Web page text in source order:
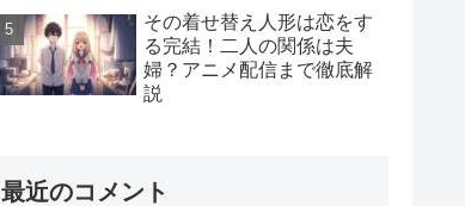
その着せ替え人形は恋をす
る完結！二人の関係は夫
婦？アニメ配信まで徹底解
説
最近のコメント